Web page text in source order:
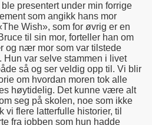
presentert under min forrige
som angikk hans mor
Wish», som for øvrig er en
til sin mor, forteller han om
og nær mor som var tilstede
Hun var selve stammen i livet
så og ser veldig opp til. Vi blir
om hvordan moren tok alle
høytidelig. Det kunne være alt
seg på skolen, noe som ikke
vi flere latterfulle historier, til
fra jobben som hun hadde